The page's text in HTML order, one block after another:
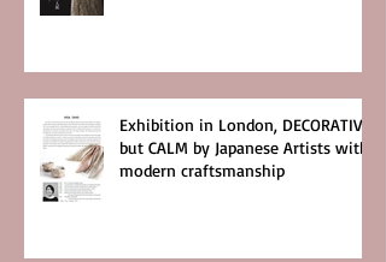
Exhibition in London, DECORATIVE
but CALM by Japanese Artists with
modern craftsmanship